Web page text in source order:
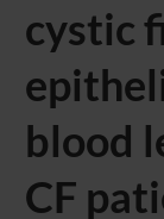
cystic
blood
CF